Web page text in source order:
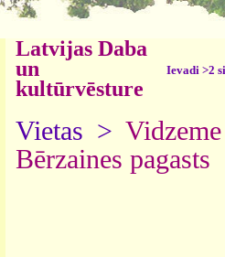
Latvijas Daba
un
kultūrvēsture
Ievadi >2
Vietas > Vidzeme
Bērzaines pagasts